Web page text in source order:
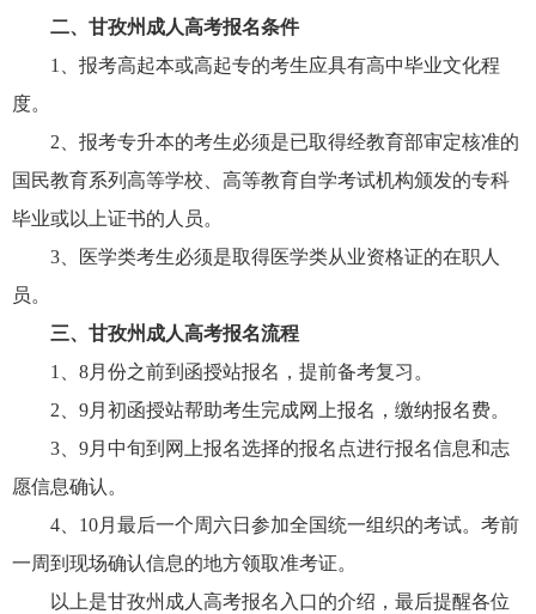
二、甘孜州成人高考报名条件
1、报考高起本或高起专的考生应具有高中毕业文化程
度。
2、报考专升本的考生必须是已取得经教育部审定核准的
国民教育系列高等学校、高等教育自学考试机构颁发的专科
毕业或以上证书的人员。
3、医学类考生必须是取得医学类从业资格证的在职人
员。
三、甘孜州成人高考报名流程
1、8月份之前到函授站报名，提前备考复习。
2、9月初函授站帮助考生完成网上报名，缴纳报名费。
3、9月中旬到网上报名选择的报名点进行报名信息和志
愿信息确认。
4、10月最后一个周六日参加全国统一组织的考试。考前
一周到现场确认信息的地方领取准考证。
以上是甘孜州成人高考报名入口的介绍，最后提醒各位